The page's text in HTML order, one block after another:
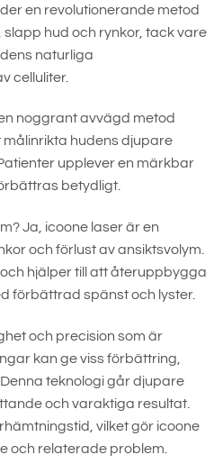
en revolutionerande metod
hud och rynkor, tack vare
naturliga
celluliter.
noggrant avvägd metod
målinrikta hudens djupare
upplever en märkbar
betydligt.
Ja, icoone laser är en
och förlust av ansiktsvolym.
hjälper till att återuppbygga
förbättrad spänst och lyster.
och precision som är
kan ge viss förbättring,
teknologi går djupare
och varaktiga resultat.
vilket gör icoone
och relaterade problem.